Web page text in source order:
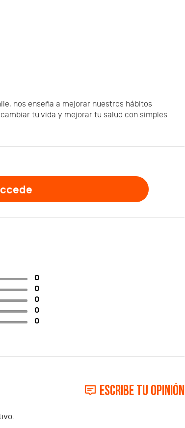
nos enseña a mejorar nuestros hábitos
tu vida y mejorar tu salud con simples
0
0
0
0
0
Escribe tu opinión